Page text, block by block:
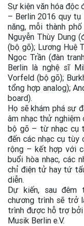
Sự kiện văn hóa độc
– Berlin 2016 quy tụ
năng, mỗi thành
Nguyễn Thùy Dung
(bộ gõ); Lương Huệ
Ngọc Trần (đàn
Berlin là nghệ sĩ
Vorfeld (bộ gõ);
tổng hợp analog);
board).
Họ sẽ khám phá sự
âm nhạc thử nghiệm
bộ gõ – từ nhạc cụ
đến các nhạc cụ
rộng – kết hợp với
buổi hòa nhạc, các
chỉ điện tử hay tứ
diễn.
Dự kiến, sau đêm
chương trình sẽ trở
trình được hỗ trợ
Musik Berlin e.V.